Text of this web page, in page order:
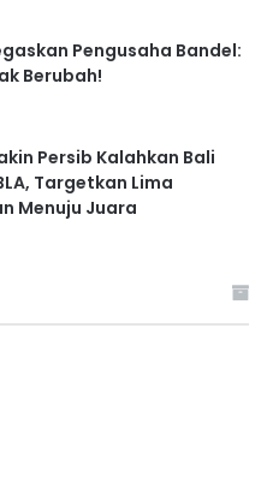
Pengusaha Bandel:
Berubah!
Persib Kalahkan Bali
Targetkan Lima
Menuju Juara